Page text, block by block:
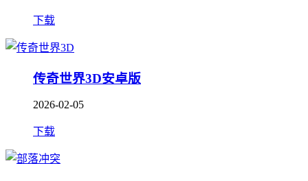
下载
传奇世界3D安卓版
2026-02-05
下载